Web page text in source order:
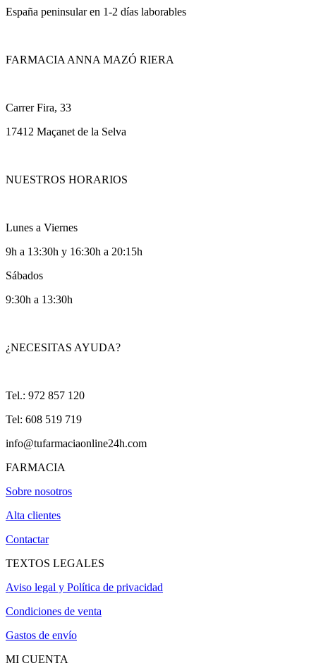
España peninsular en 1-2 días laborables
FARMACIA ANNA MAZÓ RIERA
Carrer Fira, 33
17412 Maçanet de la Selva
NUESTROS HORARIOS
Lunes a Viernes
9h a 13:30h y 16:30h a 20:15h
Sábados
9:30h a 13:30h
¿NECESITAS AYUDA?
Tel.: 972 857 120
Tel: 608 519 719
info@tufarmaciaonline24h.com
FARMACIA
Sobre nosotros
Alta clientes
Contactar
TEXTOS LEGALES
Aviso legal y Política de privacidad
Condiciones de venta
Gastos de envío
MI CUENTA